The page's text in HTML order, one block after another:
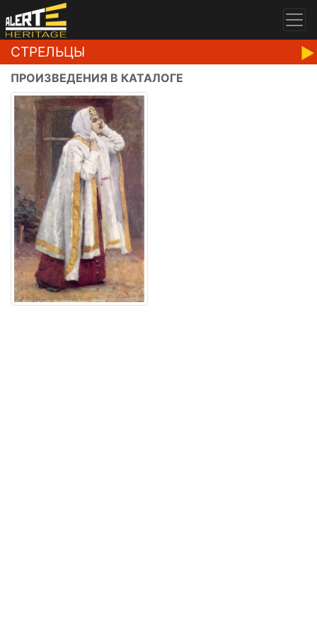
СТРЕЛЬЦЫ
ПРОИЗВЕДЕНИЯ В КАТАЛОГЕ